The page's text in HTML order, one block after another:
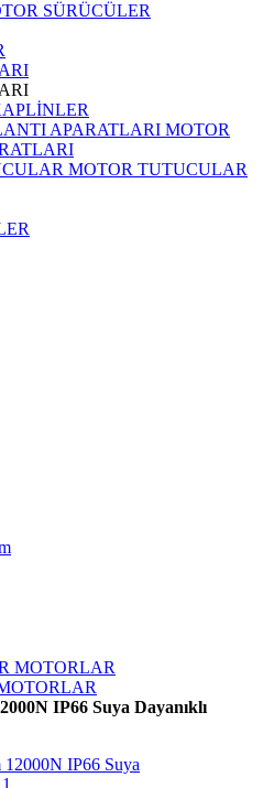
SÜRÜCÜLER
MOTOR
MOTOR TUTUCULAR
MOTORLAR
IP66 Suya Dayanıklı